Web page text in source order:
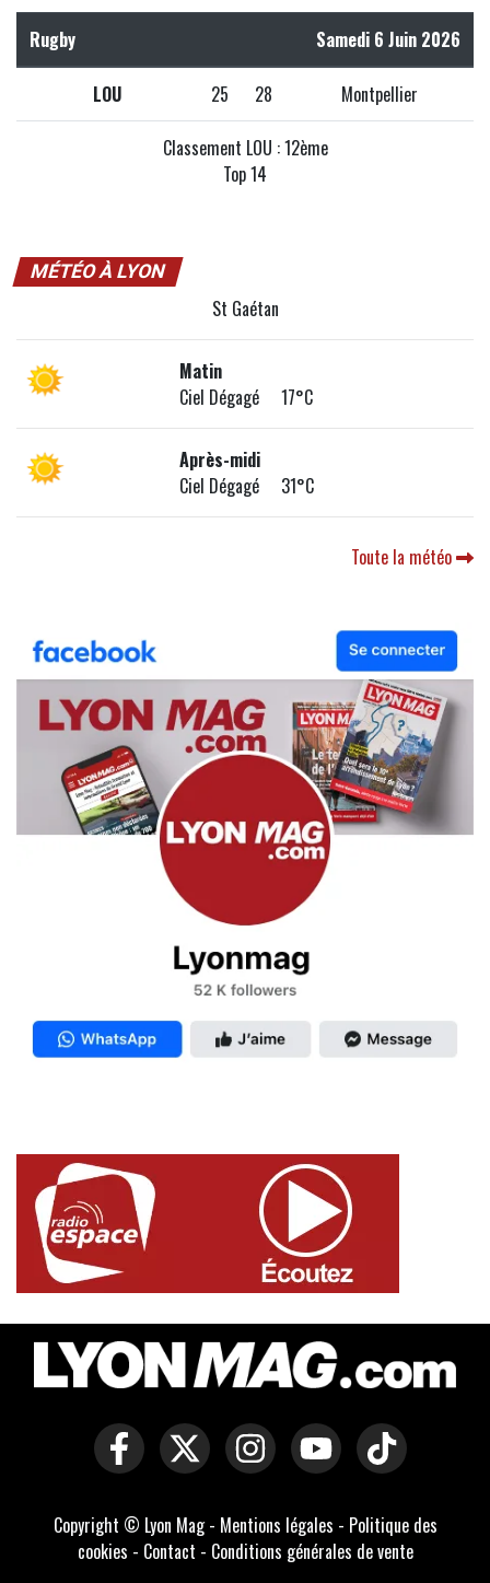
Rugby Samedi 6 Juin 2026
LOU 25 28 Montpellier
Classement LOU : 12ème
Top 14
MÉTÉO À LYON
St Gaétan
Matin
Ciel Dégagé 17°C
Après-midi
Ciel Dégagé 31°C
Toute la météo
Copyright © Lyon Mag - Mentions légales - Politique des
cookies - Contact - Conditions générales de vente